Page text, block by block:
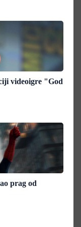
videoigre "God
prag od